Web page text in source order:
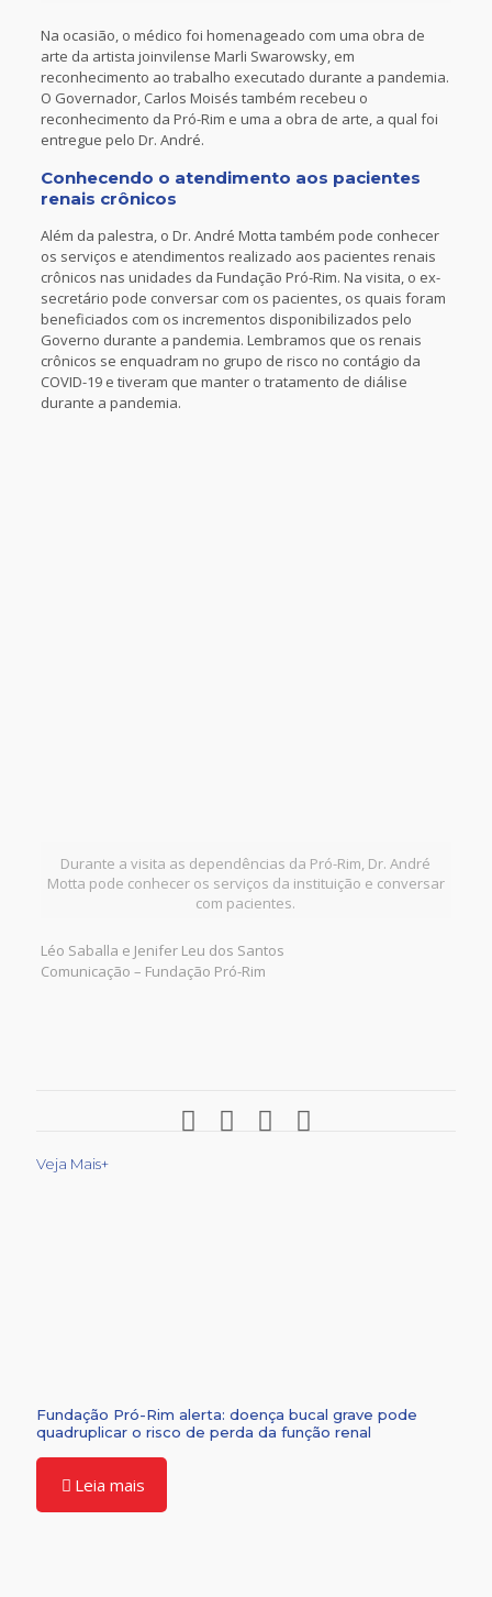
Na ocasião, o médico foi homenageado com uma obra de
arte da artista joinvilense Marli Swarowsky, em
reconhecimento ao trabalho executado durante a pandemia.
O Governador, Carlos Moisés também recebeu o
reconhecimento da Pró-Rim e uma a obra de arte, a qual foi
entregue pelo Dr. André.
Conhecendo o atendimento aos pacientes
renais crônicos
Além da palestra, o Dr. André Motta também pode conhecer
os serviços e atendimentos realizado aos pacientes renais
crônicos nas unidades da Fundação Pró-Rim. Na visita, o ex-
secretário pode conversar com os pacientes, os quais foram
beneficiados com os incrementos disponibilizados pelo
Governo durante a pandemia. Lembramos que os renais
crônicos se enquadram no grupo de risco no contágio da
COVID-19 e tiveram que manter o tratamento de diálise
durante a pandemia.
Durante a visita as dependências da Pró-Rim, Dr. André
Motta pode conhecer os serviços da instituição e conversar
com pacientes.
Léo Saballa e Jenifer Leu dos Santos
Comunicação – Fundação Pró-Rim
Veja Mais+
Fundação Pró-Rim alerta: doença bucal grave pode
quadruplicar o risco de perda da função renal
Leia mais